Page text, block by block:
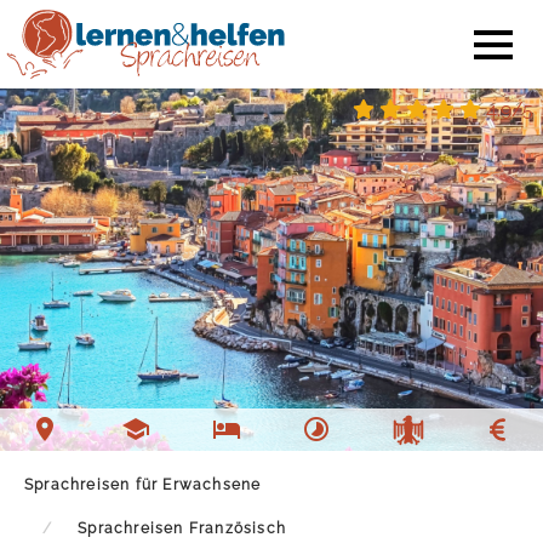
4.9/5
Sprachreisen für Erwachsene
Sprachreisen Französisch
Sprachschule Nizza
Unterkunft Nizza
Freizeit Nizza